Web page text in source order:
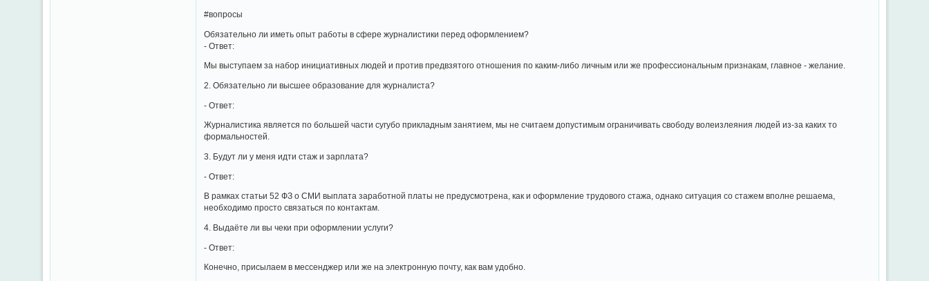
#вопросы
Обязательно ли иметь опыт работы в сфере журналистики перед оформлением?
- Ответ:
Мы выступаем за набор инициативных людей и против предвзятого отношения по каким-либо личным или же профессиональным признакам, главное - желание.
2. Обязательно ли высшее образование для журналиста?
- Ответ:
Журналистика является по большей части сугубо прикладным занятием, мы не считаем допустимым ограничивать свободу волеизлеяния людей из-за каких то
формальностей.
3. Будут ли у меня идти стаж и зарплата?
- Ответ:
В рамках статьи 52 ФЗ о СМИ выплата заработной платы не предусмотрена, как и оформление трудового стажа, однако ситуация со стажем вполне решаема,
необходимо просто связаться по контактам.
4. Выдаёте ли вы чеки при оформлении услуги?
- Ответ:
Конечно, присылаем в мессенджер или же на электронную почту, как вам удобно.